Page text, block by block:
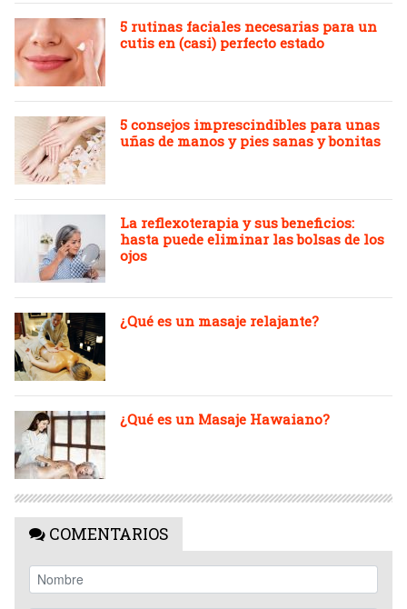
5 rutinas faciales necesarias para un
cutis en (casi) perfecto estado
5 consejos imprescindibles para unas
uñas de manos y pies sanas y bonitas
La reflexoterapia y sus beneficios:
hasta puede eliminar las bolsas de los
ojos
¿Qué es un masaje relajante?
¿Qué es un Masaje Hawaiano?
COMENTARIOS